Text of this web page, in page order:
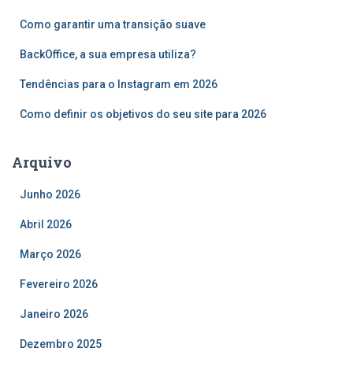
Como garantir uma transição suave
BackOffice, a sua empresa utiliza?
Tendências para o Instagram em 2026
Como definir os objetivos do seu site para 2026
Arquivo
Junho 2026
Abril 2026
Março 2026
Fevereiro 2026
Janeiro 2026
Dezembro 2025